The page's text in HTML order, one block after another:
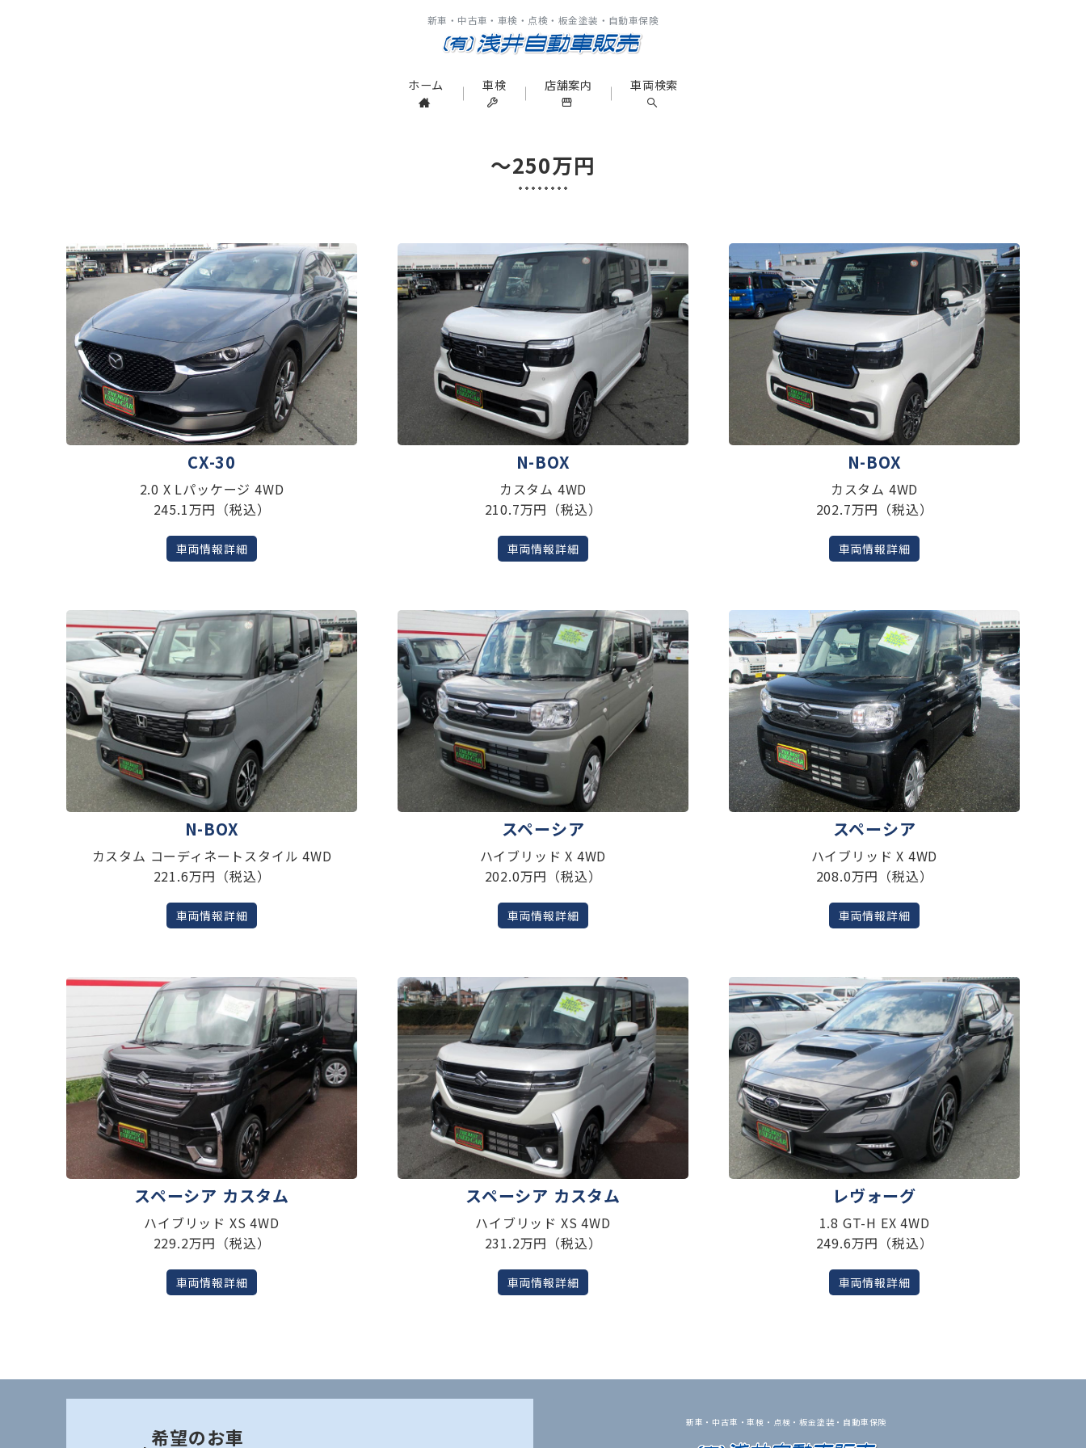
新車・中古車・車検・点検・板金塗装・自動車保険
ホーム 車検 店舗案内 車両検索
～250万円
CX-30
2.0 X Lパッケージ 4WD
245.1万円（税込）
車両情報詳細
N-BOX
カスタム 4WD
210.7万円（税込）
車両情報詳細
N-BOX
カスタム 4WD
202.7万円（税込）
車両情報詳細
N-BOX
カスタム コーディネートスタイル 4WD
221.6万円（税込）
車両情報詳細
スペーシア
ハイブリッド X 4WD
202.0万円（税込）
車両情報詳細
スペーシア
ハイブリッド X 4WD
208.0万円（税込）
車両情報詳細
スペーシア カスタム
ハイブリッド XS 4WD
229.2万円（税込）
車両情報詳細
スペーシア カスタム
ハイブリッド XS 4WD
231.2万円（税込）
車両情報詳細
レヴォーグ
1.8 GT-H EX 4WD
249.6万円（税込）
車両情報詳細
希望のお車
新車・中古車・車検・点検・板金塗装・自動車保険